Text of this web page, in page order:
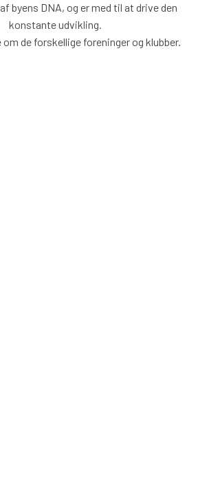
byens DNA, og er med til at drive den
konstante udvikling.
de forskellige foreninger og klubber.